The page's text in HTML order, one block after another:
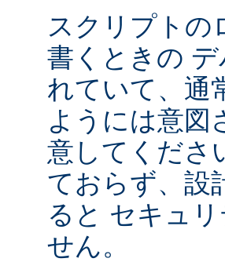
スクリプトの
書くときの
れていて、通
ようには意図
意してくださ
ておらず、設
ると セキュ
せん。